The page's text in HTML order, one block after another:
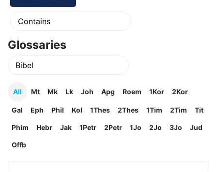
Glossaries
All Mt Mk Lk Joh Apg Roem 1Kor 2Kor
Gal Eph Phil Kol 1Thes 2Thes 1Tim 2Tim Tit
Phim Hebr Jak 1Petr 2Petr 1Jo 2Jo 3Jo Jud
Offb